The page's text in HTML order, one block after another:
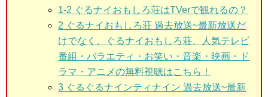
1-2 ぐるナイおもしろ荘はTVerで観れるの？
2 ぐるナイおもしろ荘 過去放送~最新放送だ
けでなく、ぐるナイおもしろ荘、人気テレビ
番組・バラエティ・お笑い・音楽・映画・ド
ラマ・アニメの無料視聴はこちら！
3 ぐるぐるナインティナイン 過去放送~最新